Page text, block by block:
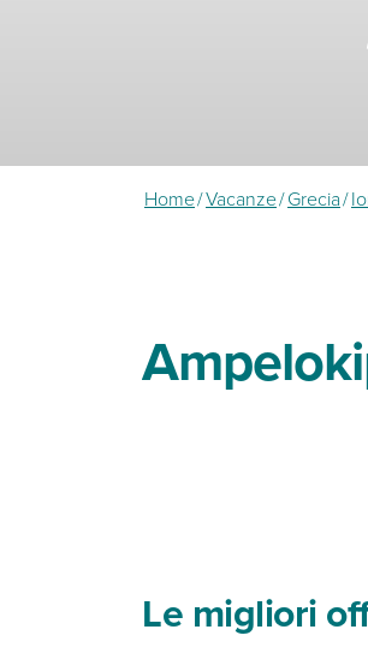
Home/Vacanze/Grecia/
Le migliori